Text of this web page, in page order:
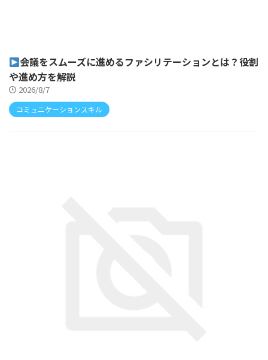
会議をスムーズに進めるファシリテーションとは？役割
や進め方を解説
2026/8/7
コミュニケーションスキル